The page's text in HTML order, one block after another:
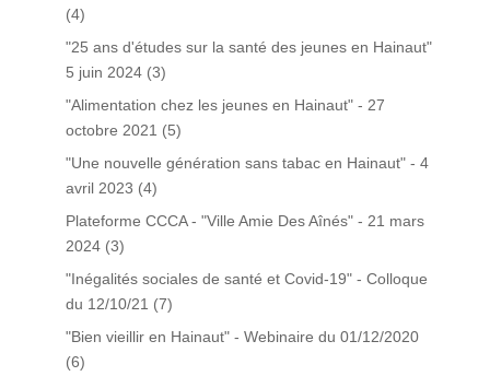
(4)
"25 ans d'études sur la santé des jeunes en Hainaut"
5 juin 2024 (3)
"Alimentation chez les jeunes en Hainaut" - 27
octobre 2021 (5)
"Une nouvelle génération sans tabac en Hainaut" - 4
avril 2023 (4)
Plateforme CCCA - "Ville Amie Des Aînés" - 21 mars
2024 (3)
"Inégalités sociales de santé et Covid-19" - Colloque
du 12/10/21 (7)
"Bien vieillir en Hainaut" - Webinaire du 01/12/2020
(6)